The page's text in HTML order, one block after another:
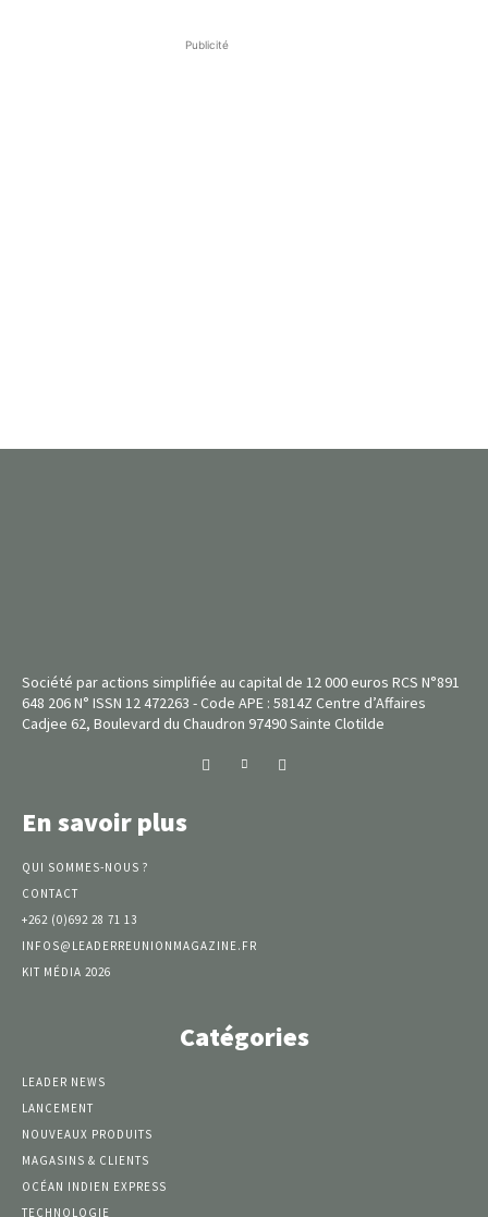
Publicité
Société par actions simplifiée au capital de 12 000 euros RCS N°891
648 206 N° ISSN 12 472263 - Code APE : 5814Z Centre d’Affaires
Cadjee 62, Boulevard du Chaudron 97490 Sainte Clotilde
En savoir plus
QUI SOMMES-NOUS ?
CONTACT
+262 (0)692 28 71 13
INFOS@LEADERREUNIONMAGAZINE.FR
KIT MÉDIA 2026
Catégories
LEADER NEWS
LANCEMENT
NOUVEAUX PRODUITS
MAGASINS & CLIENTS
OCÉAN INDIEN EXPRESS
TECHNOLOGIE